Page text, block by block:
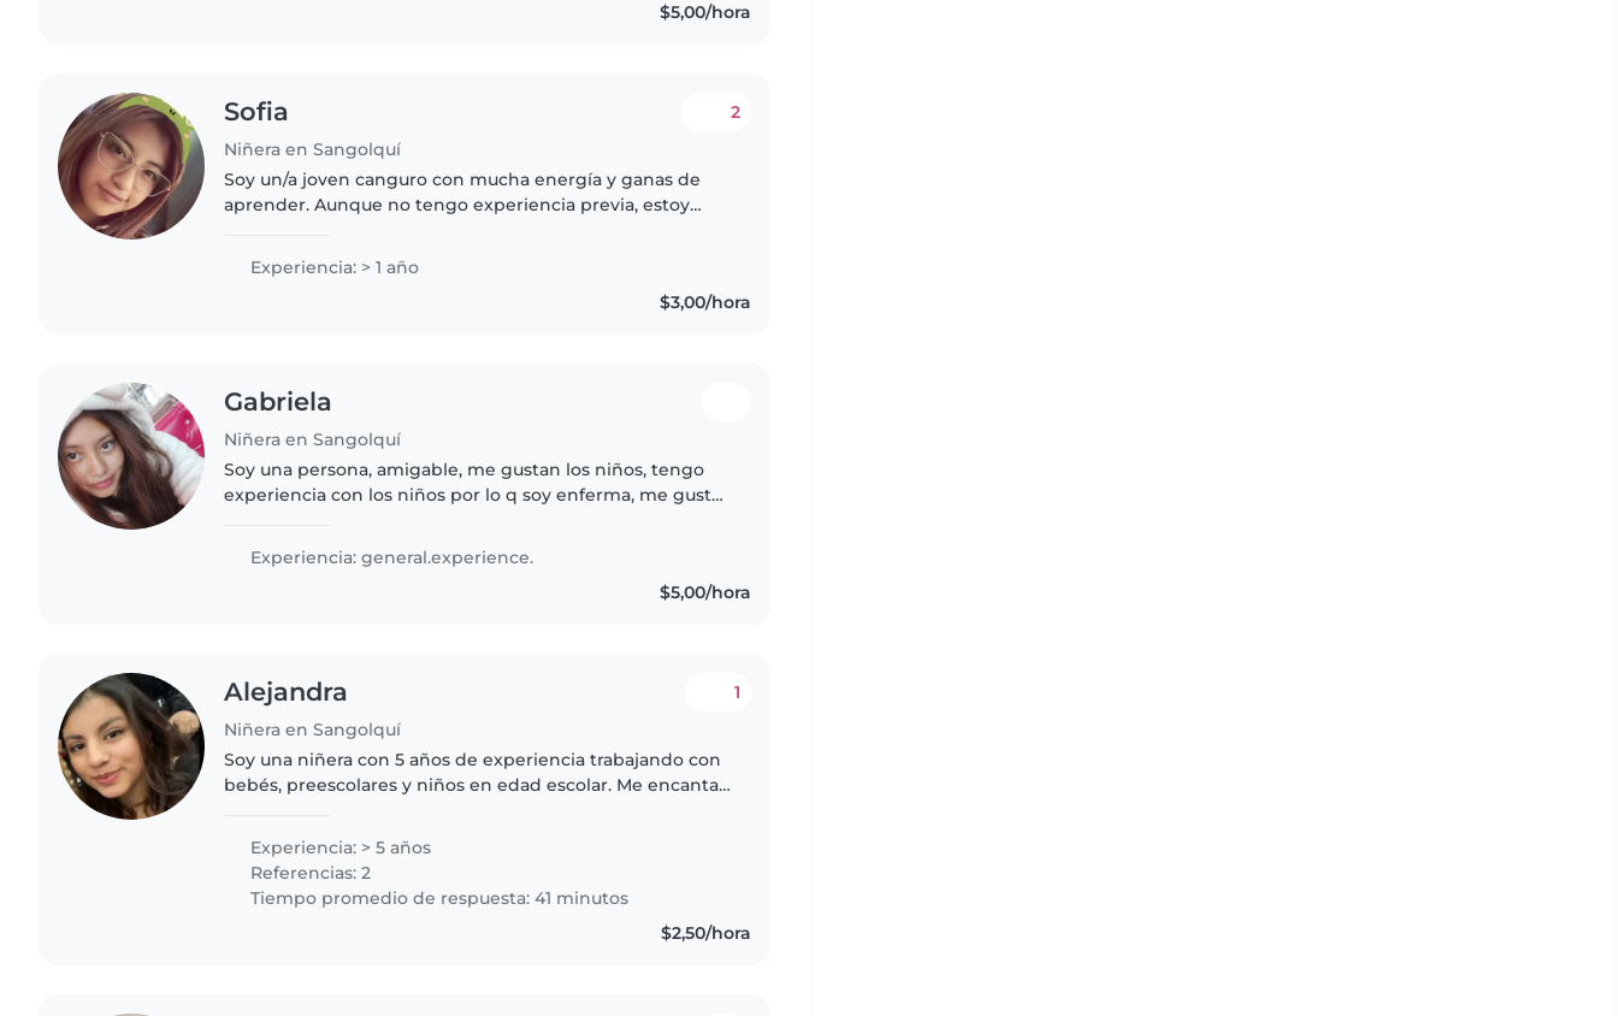
$5,00/hora
Sofia
Niñera en Sangolquí
2
Soy un/a joven canguro con mucha energía y ganas de
aprender. Aunque no tengo experiencia previa, estoy
diferentes edades, desde preescolares..
Experiencia: > 1 año
$3,00/hora
Gabriela
Niñera en Sangolquí
Soy una persona, amigable, me gustan los niños, tengo
experiencia con los niños por lo q soy enferma, me gusta
bailar, soy responsable,..
Experiencia: general.experience.
$5,00/hora
Alejandra
Niñera en Sangolquí
1
Soy una niñera con 5 años de experiencia trabajando con
bebés, preescolares y niños en edad escolar. Me encanta
Experiencia: > 5 años
Referencias: 2
Tiempo promedio de respuesta: 41 minutos
$2,50/hora